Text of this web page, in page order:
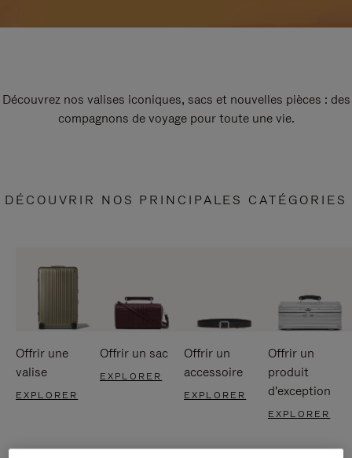
Découvrez nos valises iconiques, sacs et nouvelles pièces : des
compagnons de voyage pour toute une vie.
DÉCOUVRIR NOS PRINCIPALES CATÉGORIES
Offrir une
valise
EXPLORER
Offrir un sac
EXPLORER
Offrir un
accessoire
EXPLORER
Offrir un
produit
d'exception
EXPLORER